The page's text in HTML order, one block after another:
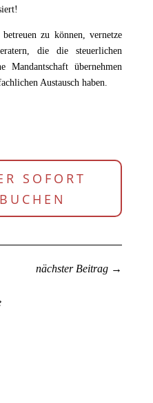
zu können, vernetze
die die steuerlichen
Mandantschaft übernehmen
Austausch haben.
SOFORT
nächster Beitrag →